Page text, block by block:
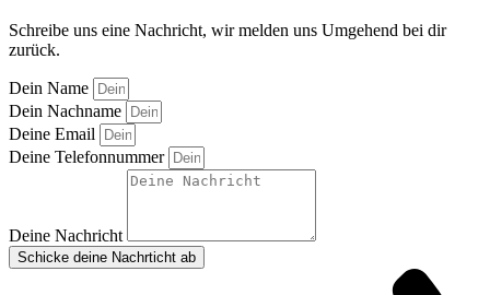
Schreibe uns eine Nachricht, wir melden uns Umgehend bei dir
zurück.
Dein Name
Dein Nachname
Deine Email
Deine Telefonnummer
Deine Nachricht
Schicke deine Nachrticht ab